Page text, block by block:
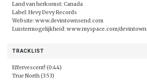
Land van herkomst: Canada
Label: Hevy Devy Records
Website: www.devintownsend.com
Luistermogelijkheid: www.myspace.com/
TRACKLIST
Effervescent! (0:44)
True North (3:53)